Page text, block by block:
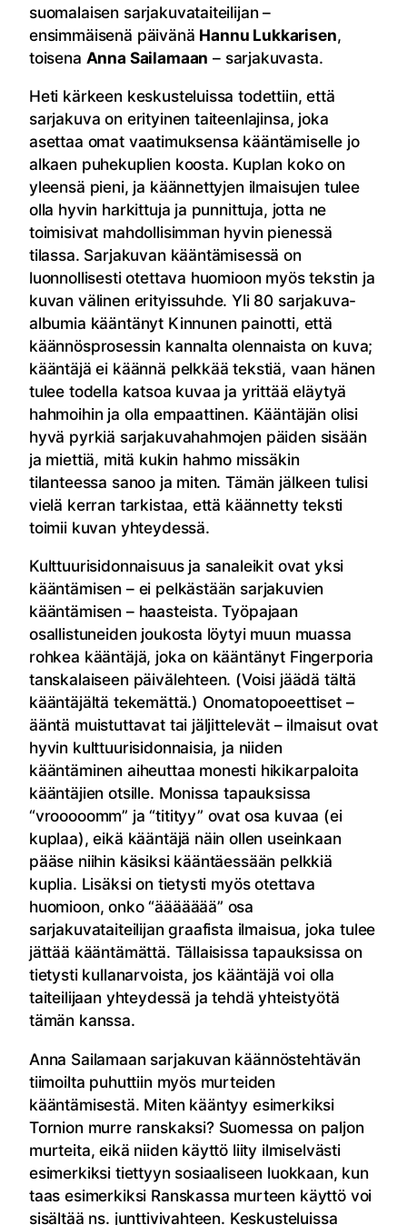
suomalaisen sarjakuvataiteilijan –
ensimmäisenä päivänä Hannu Lukkarisen,
toisena Anna Sailamaan – sarjakuvasta.
Heti kärkeen keskusteluissa todettiin, että
sarjakuva on erityinen taiteenlajinsa, joka
asettaa omat vaatimuksensa kääntämiselle jo
alkaen puhekuplien koosta. Kuplan koko on
yleensä pieni, ja käännettyjen ilmaisujen tulee
olla hyvin harkittuja ja punnittuja, jotta ne
toimisivat mahdollisimman hyvin pienessä
tilassa. Sarjakuvan kääntämisessä on
luonnollisesti otettava huomioon myös tekstin ja
kuvan välinen erityissuhde. Yli 80 sarjakuva-
albumia kääntänyt Kinnunen painotti, että
käännösprosessin kannalta olennaista on kuva;
kääntäjä ei käännä pelkkää tekstiä, vaan hänen
tulee todella katsoa kuvaa ja yrittää eläytyä
hahmoihin ja olla empaattinen. Kääntäjän olisi
hyvä pyrkiä sarjakuvahahmojen päiden sisään
ja miettiä, mitä kukin hahmo missäkin
tilanteessa sanoo ja miten. Tämän jälkeen tulisi
vielä kerran tarkistaa, että käännetty teksti
toimii kuvan yhteydessä.
Kulttuurisidonnaisuus ja sanaleikit ovat yksi
kääntämisen – ei pelkästään sarjakuvien
kääntämisen – haasteista. Työpajaan
osallistuneiden joukosta löytyi muun muassa
rohkea kääntäjä, joka on kääntänyt Fingerporia
tanskalaiseen päivälehteen. (Voisi jäädä tältä
kääntäjältä tekemättä.) Onomatopoeettiset –
ääntä muistuttavat tai jäljittelevät – ilmaisut ovat
hyvin kulttuurisidonnaisia, ja niiden
kääntäminen aiheuttaa monesti hikikarpaloita
kääntäjien otsille. Monissa tapauksissa
“vrooooomm” ja “titityy” ovat osa kuvaa (ei
kuplaa), eikä kääntäjä näin ollen useinkaan
pääse niihin käsiksi kääntäessään pelkkiä
kuplia. Lisäksi on tietysti myös otettava
huomioon, onko “äääääää” osa
sarjakuvataiteilijan graafista ilmaisua, joka tulee
jättää kääntämättä. Tällaisissa tapauksissa on
tietysti kullanarvoista, jos kääntäjä voi olla
taiteilijaan yhteydessä ja tehdä yhteistyötä
tämän kanssa.
Anna Sailamaan sarjakuvan käännöstehtävän
tiimoilta puhuttiin myös murteiden
kääntämisestä. Miten kääntyy esimerkiksi
Tornion murre ranskaksi? Suomessa on paljon
murteita, eikä niiden käyttö liity ilmiselvästi
esimerkiksi tiettyyn sosiaaliseen luokkaan, kun
taas esimerkiksi Ranskassa murteen käyttö voi
sisältää ns. junttivivahteen. Keskusteluissa